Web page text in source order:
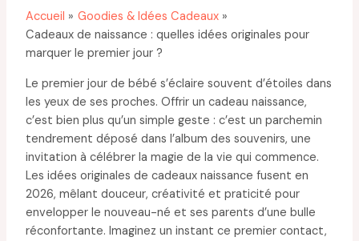
Accueil
Goodies & Idées Cadeaux
Cadeaux de naissance : quelles idées originales pour
marquer le premier jour ?
Le premier jour de bébé s’éclaire souvent d’étoiles dans
les yeux de ses proches. Offrir un cadeau naissance,
c’est bien plus qu’un simple geste : c’est un parchemin
tendrement déposé dans l’album des souvenirs, une
invitation à célébrer la magie de la vie qui commence.
Les idées originales de cadeaux naissance fusent en
2026, mêlant douceur, créativité et praticité pour
envelopper le nouveau-né et ses parents d’une bulle
réconfortante. Imaginez un instant ce premier contact,